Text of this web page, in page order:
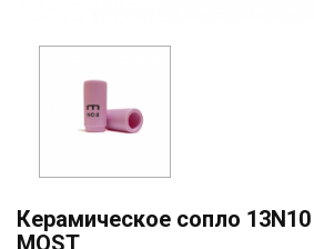
Керамическое сопло
MOST